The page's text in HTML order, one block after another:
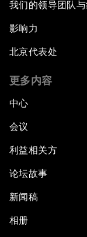
我们的领导团队
影响力
北京代表处
更多内容
中心
会议
利益相关方
论坛故事
新闻稿
相册